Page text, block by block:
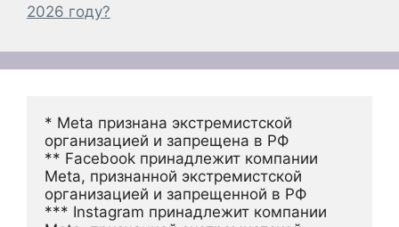
2026 году?
* Meta признана экстремистской
организацией и запрещена в РФ
** Facebook принадлежит компании
Meta, признанной экстремистской
организацией и запрещенной в РФ
*** Instagram принадлежит компании